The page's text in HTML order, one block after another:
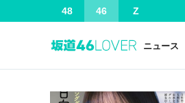
48 46 Z
ニュース